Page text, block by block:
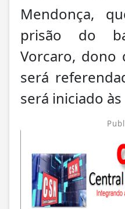
Mendonça,
prisão do
Vorcaro, dono
será
será iniciado às